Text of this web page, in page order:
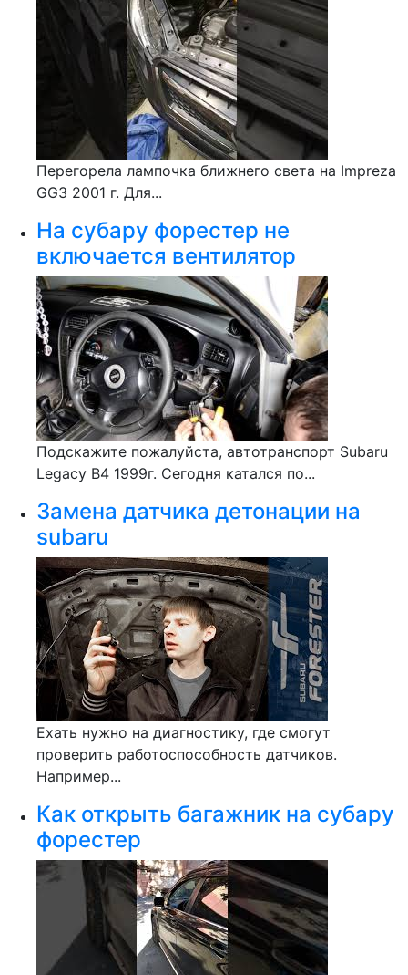
Перегорела лампочка ближнего света на Impreza
GG3 2001 г. Для...
На субару форестер не
включается вентилятор
Подскажите пожалуйста, автотранспорт Subaru
Legacy B4 1999г. Сегодня катался по...
Замена датчика детонации на
subaru
Ехать нужно на диагностику, где смогут
проверить работоспособность датчиков.
Например...
Как открыть багажник на субару
форестер